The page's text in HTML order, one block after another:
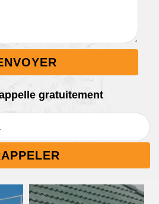
gratuitement